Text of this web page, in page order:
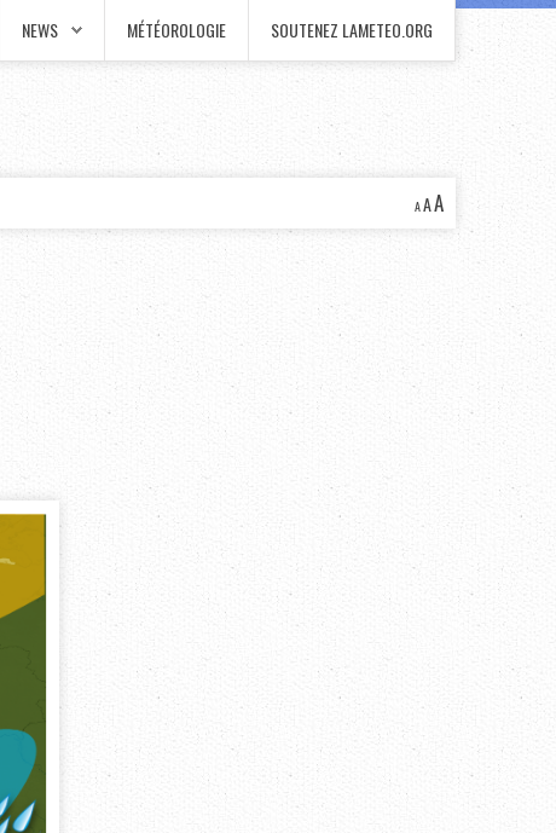
NEWS MÉTÉOROLOGIE SOUTENEZ LAMETEO.ORG
AAA